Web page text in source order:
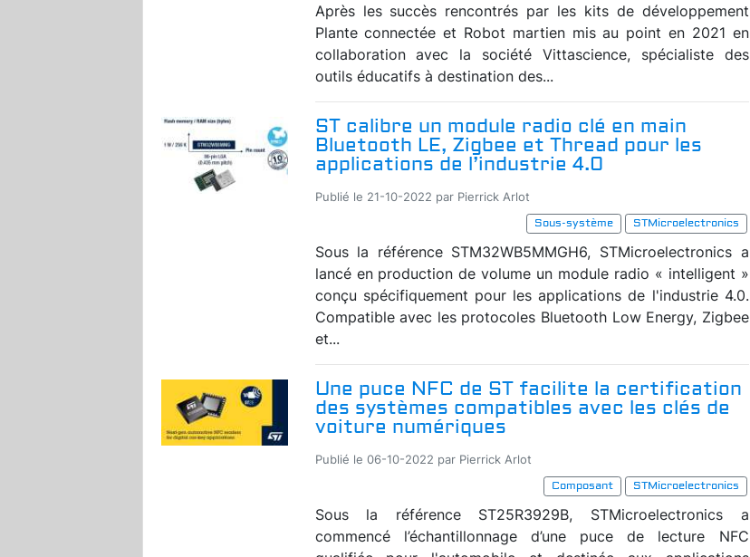
Après les succès rencontrés par les kits de développement
Plante connectée et Robot martien mis au point en 2021 en
collaboration avec la société Vittascience, spécialiste des
outils éducatifs à destination des...
ST calibre un module radio clé en main
Bluetooth LE, Zigbee et Thread pour les
applications de l’industrie 4.0
Publié le 21-10-2022 par Pierrick Arlot
Sous-système
STMicroelectronics
Sous la référence STM32WB5MMGH6, STMicroelectronics a
lancé en production de volume un module radio « intelligent »
conçu spécifiquement pour les applications de l'industrie 4.0.
Compatible avec les protocoles Bluetooth Low Energy, Zigbee
et...
Une puce NFC de ST facilite la certification
des systèmes compatibles avec les clés de
voiture numériques
Publié le 06-10-2022 par Pierrick Arlot
Composant
STMicroelectronics
Sous la référence ST25R3929B, STMicroelectronics a
commencé l’échantillonnage d’une puce de lecture NFC